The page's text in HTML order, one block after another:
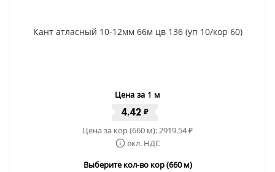
Кант атласный 10-12мм 66м цв 136 (уп 10/кор 60)
Цена за 1 м
4.42 ₽
Цена за кор (660 м):2919.54₽
вкл. НДС
Выберите кол-во кор (660 м)